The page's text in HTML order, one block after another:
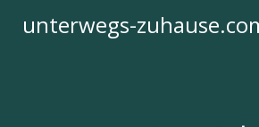
Inhalt
unterwegs-